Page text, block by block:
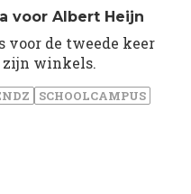
voor Albert Heijn
voor de tweede keer
zijn winkels.
SCHOOLCAMPUS